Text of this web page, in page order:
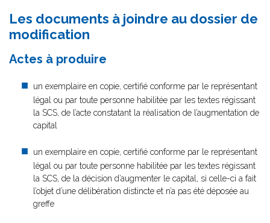
Les documents à joindre au dossier de
modification
Actes à produire
un exemplaire en copie, certifié conforme par le représentant
légal ou par toute personne habilitée par les textes régissant
la SCS, de l’acte constatant la réalisation de l’augmentation de
capital
un exemplaire en copie, certifié conforme par le représentant
légal ou par toute personne habilitée par les textes régissant
la SCS, de la décision d’augmenter le capital, si celle-ci a fait
l’objet d’une délibération distincte et n’a pas été déposée au
greffe